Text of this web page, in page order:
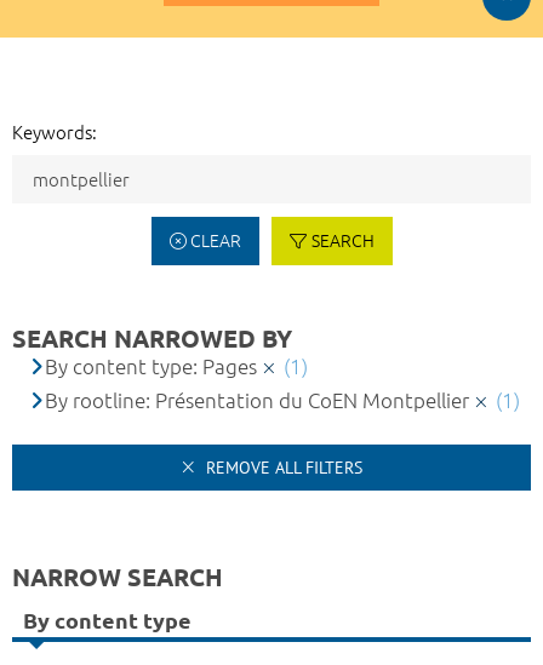
Keywords:
CLEAR SEARCH
SEARCH NARROWED BY
By content type: Pages
(1)
By rootline: Présentation du CoEN Montpellier
(1)
REMOVE ALL FILTERS
NARROW SEARCH
By content type